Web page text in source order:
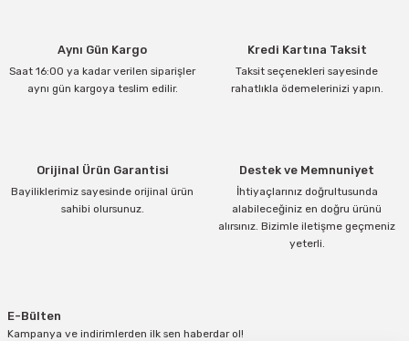
Ürün açıklamasında eksik bilgiler bulunuyor.
Ürün bilgilerinde hatalar bulunuyor.
Aynı Gün Kargo
Saat 16:00 ya kadar verilen siparişler
aynı gün kargoya teslim edilir.
Kredi Kartına Taksit
Taksit seçenekleri sayesinde
rahatlıkla ödemelerinizi yapın.
Orijinal Ürün Garantisi
Bayiliklerimiz sayesinde orijinal ürün
sahibi olursunuz.
Destek ve Memnuniyet
İhtiyaçlarınız doğrultusunda
alabileceğiniz en doğru ürünü
alırsınız. Bizimle iletişme geçmeniz
yeterli.
E-Bülten
Kampanya ve indirimlerden ilk sen haberdar ol!